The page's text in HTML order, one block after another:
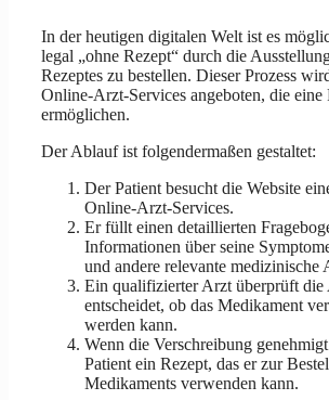
In der heutigen digitalen Welt ist es
legal „ohne Rezept“ durch die
Rezeptes zu bestellen. Dieser Prozess
Online-Arzt-Services angeboten, die eine
ermöglichen.
Der Ablauf ist folgendermaßen gestaltet:
Der Patient besucht die Website
Online-Arzt-Services.
Er füllt einen detaillierten
Informationen über seine
und andere relevante medizinische
Ein qualifizierter Arzt überprüft die
entscheidet, ob das Medikament
werden kann.
Wenn die Verschreibung
Patient ein Rezept, das er zur
Medikaments verwenden kann.